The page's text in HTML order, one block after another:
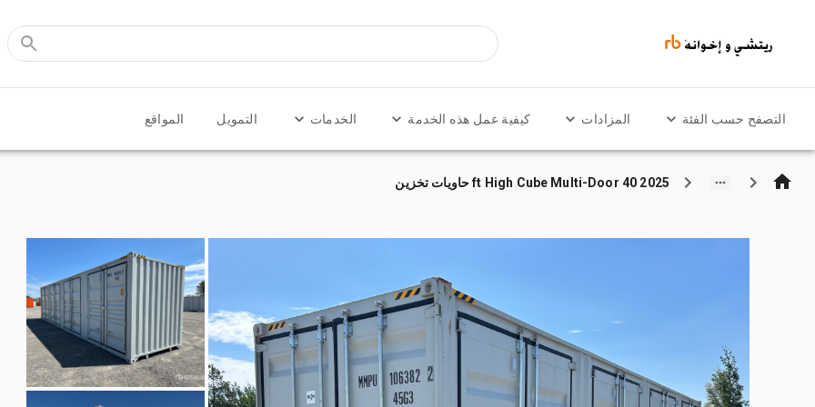
التصفح حسب الفئة المزادات كيفية عمل هذه الخدمة الخدمات التمويل المواقع
2025 40 ft High Cube Multi-Door حاويات تخزين